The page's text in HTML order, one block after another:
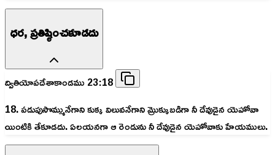
ధర, ప్రతిష్ఠించకూడదు
ద్వితియోపదేశాకాండము 23:18
18. పడుపుసొమ్మునేగాని కుక్క విలువనేగాని మ్రొక్కుబడిగా నీ దేవుడైన యెహోవా
యింటికి తేకూడదు. ఏలయనగా ఆ రెండును నీ దేవుడైన యెహోవాకు హేయములు.